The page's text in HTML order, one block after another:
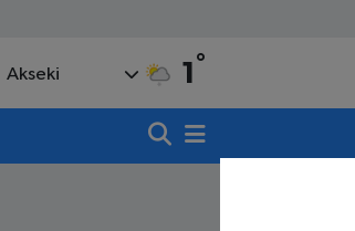
Akseki 1 °